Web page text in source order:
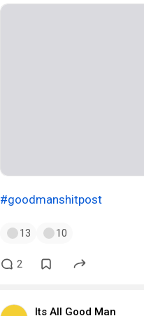
#goodmanshitpost
13 10
2
Its All Good Man